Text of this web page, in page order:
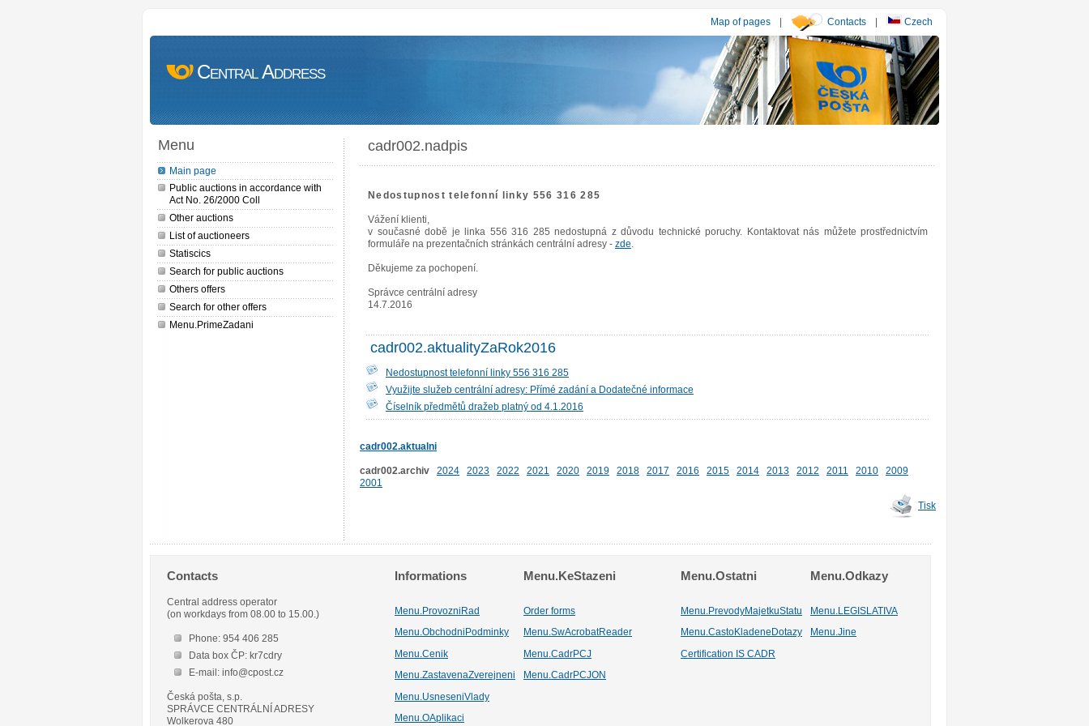
Map of pages | Contacts | Czech
Central Address
Menu
Main page
Public auctions in accordance with
Act No. 26/2000 Coll
Other auctions
List of auctioneers
Statiscics
Search for public auctions
Others offers
Search for other offers
Menu.PrimeZadani
cadr002.nadpis
Nedostupnost telefonní linky 556 316 285
Vážení klienti,
v současné době je linka 556 316 285 nedostupná z důvodu technické poruchy. Kontaktovat nás můžete prostřednictvím
formuláře na prezentačních stránkách centrální adresy - zde
Děkujeme za pochopení.
Správce centrální adresy
14.7.2016
cadr002.aktualityZaRok2016
Nedostupnost telefonní linky 556 316 285
Využijte služeb centrální adresy: Přímé zadání a Dodatečné informace
Číselník předmětů dražeb platný od 4.1.2016
cadr002.aktualni
cadr002.archiv 2024 2023 2022 2021 2020 2019 2018 2017 2016 2015 2014 2013 2012 2011 2010
2009
2001
Tisk
Contacts
Central address operator
(on workdays from 08.00 to 15.00.)
Phone: 954 406 285
Data box ČP: kr7cdry
E-mail: info@cpost.cz
Česká pošta, s.p.
SPRÁVCE CENTRÁLNÍ ADRESY
Wolkerova 480
Informations Menu.KeStazeni Menu.Ostatni Menu.Odkazy
Menu.ProvozniRad Order forms Menu.PrevodyMajetkuStatu
Menu.LEGISLATIVA
Menu.ObchodniPodminky
Menu.SwAcrobatReader Menu.CastoKladeneDotazy Menu.Jine
Menu.Cenik Menu.CadrPCJ
Certification IS CADR
Menu.ZastavenaZverejneni
Menu.CadrPCJON
Menu.UsneseniVlady
Menu.OAplikaci